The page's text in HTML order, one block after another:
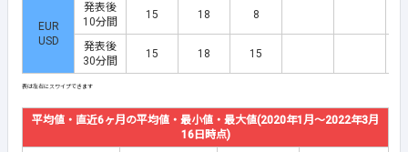
EUR
USD
発表後
10分間
15 18 8
発表後
30分間
15 18 15
平均値・直近6ヶ月の平均値・最小値・最大値(2020年1月～2022年3月
16日時点)